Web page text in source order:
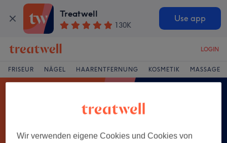
Treatwell
130K
Use app
LOGIN
FRISEUR NÄGEL HAARENTFERNUNG KOSMETIK MASSAGE
Wir verwenden eigene Cookies und Cookies von